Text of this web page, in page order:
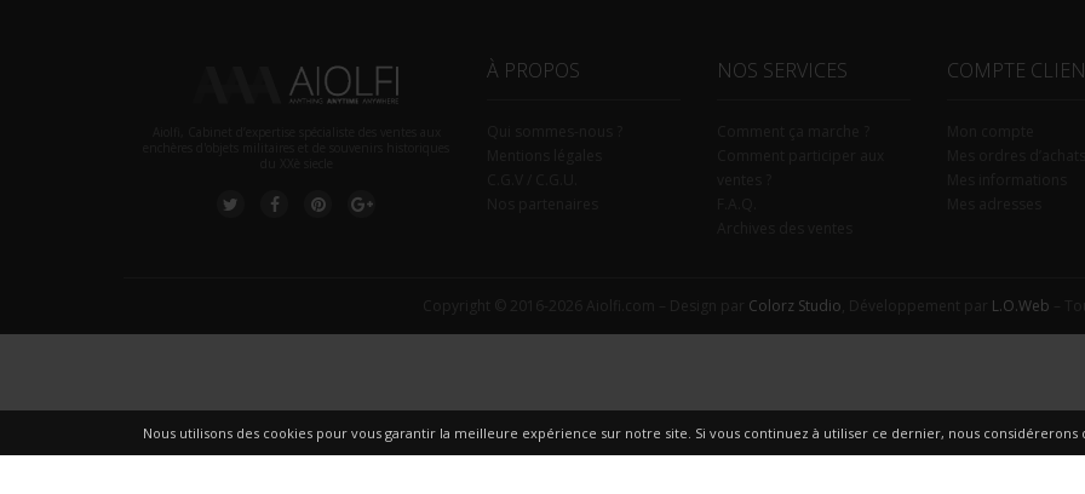
À PROPOS NOS SERVICES COMPTE
Colorz Studio L.O.Web
Nous utilisons des cookies pour vous garantir la meilleure expérience sur notre site. Si vous continuez à utiliser ce dernier, nous considérerons